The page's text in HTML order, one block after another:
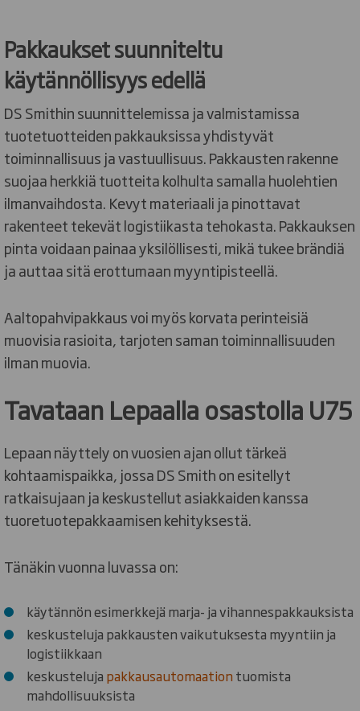
Pakkaukset suunniteltu
käytännöllisyys edellä
DS Smithin suunnittelemissa ja valmistamissa
tuotetuotteiden pakkauksissa yhdistyvät
toiminnallisuus ja vastuullisuus. Pakkausten rakenne
suojaa herkkiä tuotteita kolhulta samalla huolehtien
ilmanvaihdosta. Kevyt materiaali ja pinottavat
rakenteet tekevät logistiikasta tehokasta. Pakkauksen
pinta voidaan painaa yksilöllisesti, mikä tukee brändiä
ja auttaa sitä erottumaan myyntipisteellä.
Aaltopahvipakkaus voi myös korvata perinteisiä
muovisia rasioita, tarjoten saman toiminnallisuuden
ilman muovia.
Tavataan Lepaalla osastolla U75
Lepaan näyttely on vuosien ajan ollut tärkeä
kohtaamispaikka, jossa DS Smith on esitellyt
ratkaisujaan ja keskustellut asiakkaiden kanssa
tuoretuotepakkaamisen kehityksestä.
Tänäkin vuonna luvassa on:
käytännön esimerkkejä marja- ja vihannespakkauksista
keskusteluja pakkausten vaikutuksesta myyntiin ja
logistiikkaan
keskusteluja pakkausautomaation tuomista
mahdollisuuksista